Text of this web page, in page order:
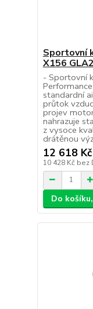
Sportovní
X156
- Sportovní
standardní
průtok
projev
nahrazuje
z vysoce
drátěnou
12 618 Kč
10 428 Kč bez
Do